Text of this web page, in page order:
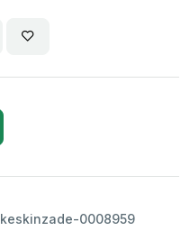
keskinzade-0008959